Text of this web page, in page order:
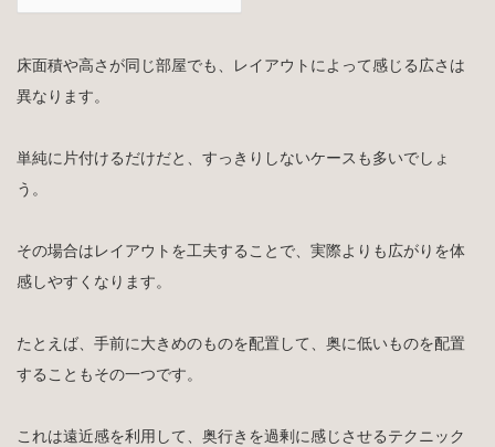
床面積や高さが同じ部屋でも、レイアウトによって感じる広さは
異なります。
単純に片付けるだけだと、すっきりしないケースも多いでしょ
う。
その場合はレイアウトを工夫することで、実際よりも広がりを体
感しやすくなります。
たとえば、手前に大きめのものを配置して、奥に低いものを配置
することもその一つです。
これは遠近感を利用して、奥行きを過剰に感じさせるテクニック